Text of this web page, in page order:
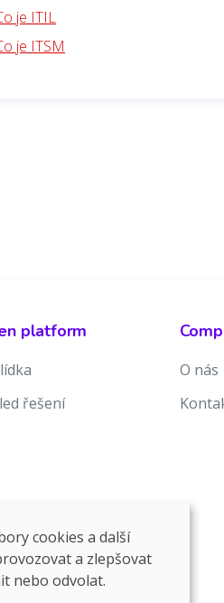
je ITIL
je ITSM
platform
řešení
O nás
cookies a další
a zlepšovat
nebo odvolat.